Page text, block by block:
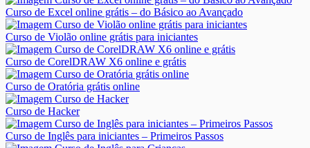
Curso de Excel online grátis – do Básico ao Avançado
Curso de Violão online grátis para iniciantes
Curso de CorelDRAW X6 online e grátis
Curso de Oratória grátis online
Curso de Hacker
Curso de Inglês para iniciantes – Primeiros Passos